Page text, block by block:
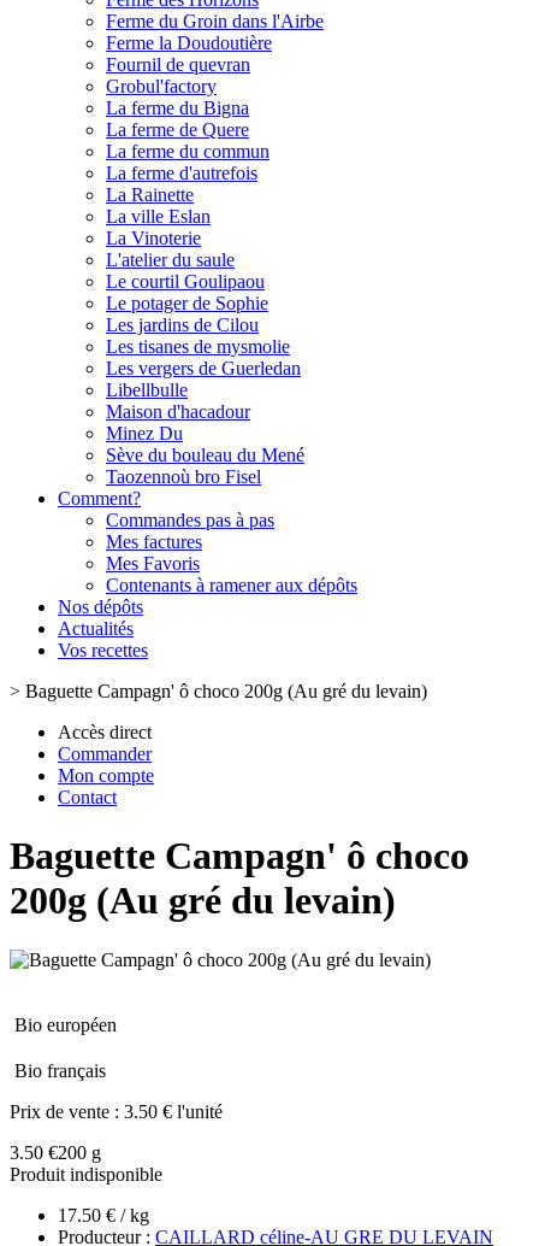
Ferme du Groin dans l'Airbe
Ferme la Doudoutière
Fournil de quevran
Grobul'factory
La ferme du Bigna
La ferme de Quere
La ferme du commun
La ferme d'autrefois
La Rainette
La ville Eslan
La Vinoterie
L'atelier du saule
Le courtil Goulipaou
Le potager de Sophie
Les jardins de Cilou
Les tisanes de mysmolie
Les vergers de Guerledan
Libellbulle
Maison d'hacadour
Minez Du
Sève du bouleau du Mené
Taozennoù bro Fisel
Comment?
Commandes pas à pas
Mes factures
Mes Favoris
Contenants à ramener aux dépôts
Nos dépôts
Actualités
Vos recettes
> Baguette Campagn' ô choco 200g (Au gré du levain)
Accès direct
Commander
Mon compte
Contact
Baguette Campagn' ô choco
200g (Au gré du levain)
Bio européen
Bio français
Prix de vente : 3.50 € l'unité
3.50 €200 g
Produit indisponible
17.50 € / kg
Producteur : CAILLARD céline-AU GRE DU LEVAIN